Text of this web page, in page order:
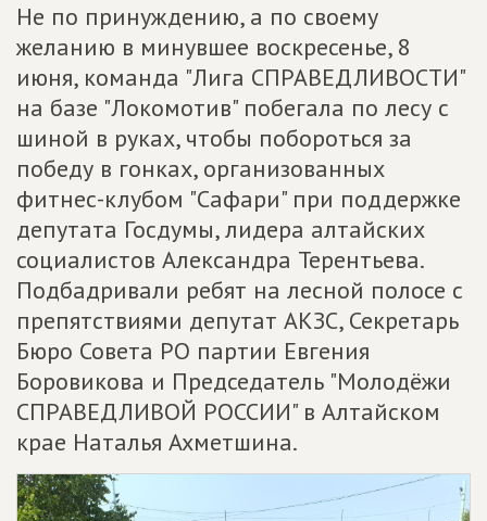
Не по принуждению, а по своему
желанию в минувшее воскресенье, 8
июня, команда "Лига СПРАВЕДЛИВОСТИ"
на базе "Локомотив" побегала по лесу с
шиной в руках, чтобы побороться за
победу в гонках, организованных
фитнес-клубом "Сафари" при поддержке
депутата Госдумы, лидера алтайских
социалистов Александра Терентьева.
Подбадривали ребят на лесной полосе с
препятствиями депутат АКЗС, Секретарь
Бюро Совета РО партии Евгения
Боровикова и Председатель "Молодёжи
СПРАВЕДЛИВОЙ РОССИИ" в Алтайском
крае Наталья Ахметшина.